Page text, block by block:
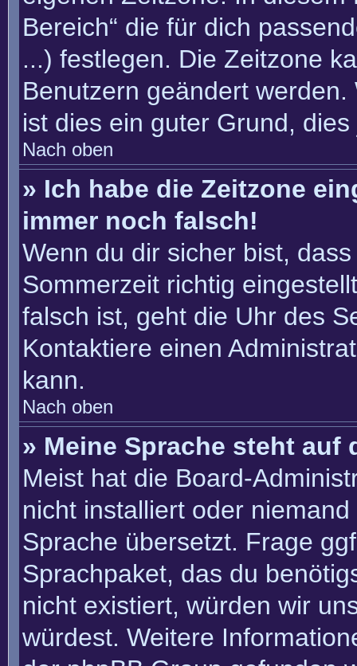
Bereich“ die für dich
...) festlegen. Die Zeitzone
Benutzern geändert
ist dies ein guter Grund,
Nach oben
» Ich habe die Zeitzone
immer noch falsch!
Wenn du dir sicher bist,
Sommerzeit richtig
falsch ist, geht die Uhr des
Kontaktiere einen
kann.
Nach oben
» Meine Sprache steht
Meist hat die Board-
nicht installiert oder
Sprache übersetzt. Frage
Sprachpaket, das du
nicht existiert, würden wir
würdest. Weitere